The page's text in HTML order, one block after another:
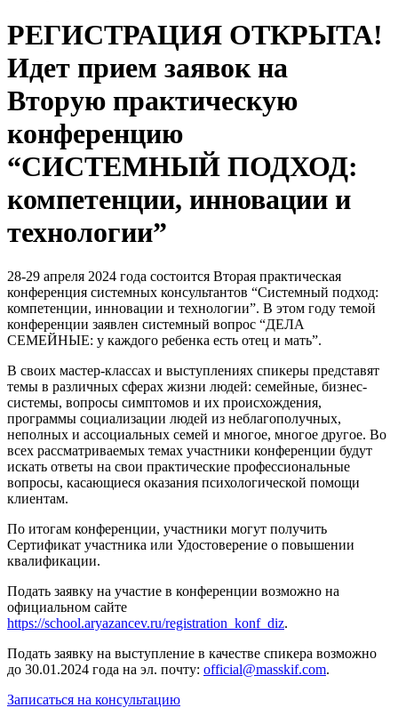
РЕГИСТРАЦИЯ ОТКРЫТА!
Идет прием заявок на
Вторую практическую
конференцию
“СИСТЕМНЫЙ ПОДХОД:
компетенции, инновации и
технологии”
28-29 апреля 2024 года состоится Вторая практическая
конференция системных консультантов “Системный подход:
компетенции, инновации и технологии”. В этом году темой
конференции заявлен системный вопрос “ДЕЛА
СЕМЕЙНЫЕ: у каждого ребенка есть отец и мать”.
В своих мастер-классах и выступлениях спикеры представят
темы в различных сферах жизни людей: семейные, бизнес-
системы, вопросы симптомов и их происхождения,
программы социализации людей из неблагополучных,
неполных и ассоциальных семей и многое, многое другое. Во
всех рассматриваемых темах участники конференции будут
искать ответы на свои практические профессиональные
вопросы, касающиеся оказания психологической помощи
клиентам.
По итогам конференции, участники могут получить
Сертификат участника или Удостоверение о повышении
квалификации.
Подать заявку на участие в конференции возможно на
официальном сайте
https://school.aryazancev.ru/registration_konf_diz.
Подать заявку на выступление в качестве спикера возможно
до 30.01.2024 года на эл. почту: official@masskif.com.
Записаться на консультацию